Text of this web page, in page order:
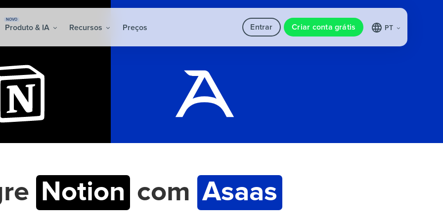
NOVO
Produto & IA Recursos Preços Entrar Criar conta grátis PT
Notion com Asaas